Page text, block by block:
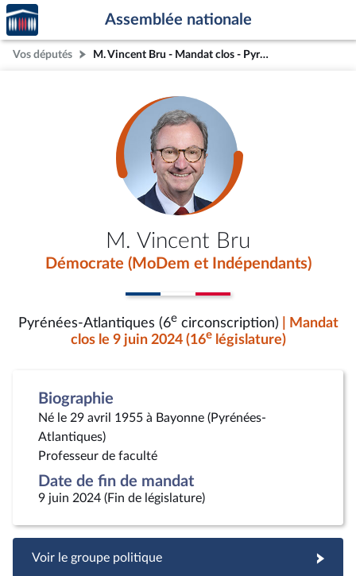
Aller au contenu
Aller en bas de la page
Accèder
à la
page
d'accueil
Assemblée nationale
Vos députés M. Vincent Bru - Mandat clos - Pyrénées-Atlantiques (6e circonscription)
M. Vincent Bru
Démocrate (MoDem et Indépendants)
Pyrénées-Atlantiques (6ecirconscription)
| Mandat
clos le 9 juin 2024 (16elégislature)
Biographie
Né le 29 avril 1955 à Bayonne (Pyrénées-
Atlantiques)
Professeur de faculté
Date de fin de mandat
9 juin 2024 (Fin de législature)
Voir le groupe politique